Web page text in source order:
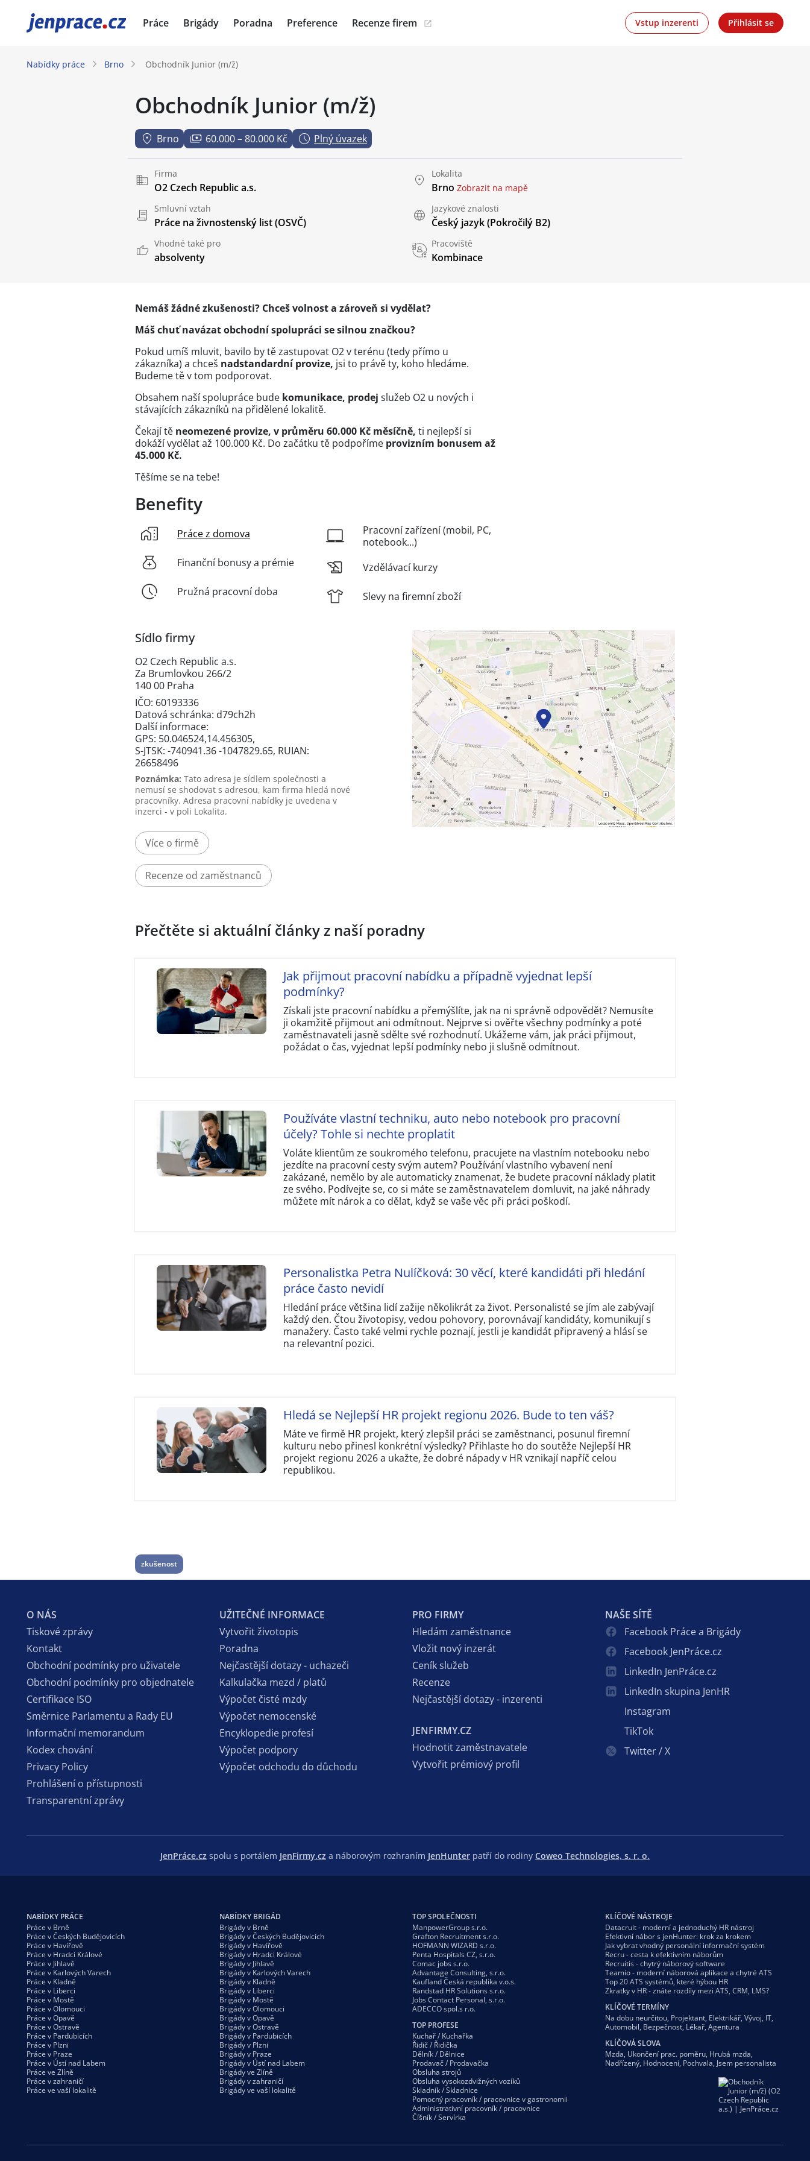
JenPráce.cz Práce Brigády Poradna Preference Recenze firem Vstup inzerenti Přihlásit se
Nabídky práce Brno Obchodník Junior (m/ž)
Obchodník Junior (m/ž)
Brno 60.000 – 80.000 Kč Plný úvazek
Firma
O2 Czech Republic a.s.
Lokalita
Brno Zobrazit na mapě
Smluvní vztah
Práce na živnostenský list (OSVČ)
Jazykové znalosti
Český jazyk(Pokročilý B2)
Vhodné také pro
absolventy
Pracoviště
Kombinace
Nemáš žádné zkušenosti? Chceš volnost a zároveň si vydělat?
Máš chuť navázat obchodní spolupráci se silnou značkou?
Pokud umíš mluvit, bavilo by tě zastupovat O2 v terénu (tedy přímo u
zákazníka) a chceš nadstandardní provize, jsi to právě ty, koho hledáme.
Budeme tě v tom podporovat.
Obsahem naší spolupráce bude komunikace, prodej služeb O2 u nových i
stávajících zákazníků na přidělené lokalitě.
Čekají tě neomezené provize, v průměru 60.000 Kč měsíčně, ti nejlepší si
dokáží vydělat až 100.000 Kč. Do začátku tě podpoříme provizním bonusem až
45.000 Kč.
Těšíme se na tebe!
Benefity
Práce z domova
Finanční bonusy a prémie
Pružná pracovní doba
Pracovní zařízení (mobil, PC,
notebook...)
Vzdělávací kurzy
Slevy na firemní zboží
Sídlo firmy
O2 Czech Republic a.s.
Za Brumlovkou 266/2
140 00 Praha
IČO: 60193336
Datová schránka: d79ch2h
Další informace:
GPS: 50.046524,14.456305,
S-JTSK: -740941.36 -1047829.65, RUIAN:
26658496
Poznámka: Tato adresa je sídlem společnosti a
nemusí se shodovat s adresou, kam firma hledá nové
pracovníky. Adresa pracovní nabídky je uvedena v
inzerci - v poli Lokalita.
Více o firmě
Recenze od zaměstnanců
Přečtěte si aktuální články z naší poradny
Jak přijmout pracovní nabídku a případně vyjednat lepší
podmínky?
Získali jste pracovní nabídku a přemýšlíte, jak na ni správně odpovědět? Nemusíte
ji okamžitě přijmout ani odmítnout. Nejprve si ověřte všechny podmínky a poté
zaměstnavateli jasně sdělte své rozhodnutí. Ukážeme vám, jak práci přijmout,
požádat o čas, vyjednat lepší podmínky nebo ji slušně odmítnout.
Používáte vlastní techniku, auto nebo notebook pro pracovní
účely? Tohle si nechte proplatit
Voláte klientům ze soukromého telefonu, pracujete na vlastním notebooku nebo
jezdíte na pracovní cesty svým autem? Používání vlastního vybavení není
zakázané, nemělo by ale automaticky znamenat, že budete pracovní náklady platit
ze svého. Podívejte se, co si máte se zaměstnavatelem domluvit, na jaké náhrady
můžete mít nárok a co dělat, když se vaše věc při práci poškodí.
Personalistka Petra Nulíčková: 30 věcí, které kandidáti při hledání
práce často nevidí
Hledání práce většina lidí zažije několikrát za život. Personalisté se jím ale zabývají
každý den. Čtou životopisy, vedou pohovory, porovnávají kandidáty, komunikují s
manažery. Často také velmi rychle poznají, jestli je kandidát připravený a hlásí se
na relevantní pozici.
Hledá se Nejlepší HR projekt regionu 2026. Bude to ten váš?
Máte ve firmě HR projekt, který zlepšil práci se zaměstnanci, posunul firemní
kulturu nebo přinesl konkrétní výsledky? Přihlaste ho do soutěže Nejlepší HR
projekt regionu 2026 a ukažte, že dobré nápady v HR vznikají napříč celou
republikou.
zkušenost
O NÁS
Tiskové zprávy
Kontakt
Obchodní podmínky pro uživatele
Obchodní podmínky pro objednatele
Certifikace ISO
Směrnice Parlamentu a Rady EU
Informační memorandum
Kodex chování
Privacy Policy
Prohlášení o přístupnosti
Transparentní zprávy
UŽITEČNÉ INFORMACE
Vytvořit životopis
Poradna
Nejčastější dotazy - uchazeči
Kalkulačka mezd / platů
Výpočet čisté mzdy
Výpočet nemocenské
Encyklopedie profesí
Výpočet podpory
Výpočet odchodu do důchodu
PRO FIRMY
Hledám zaměstnance
Vložit nový inzerát
Ceník služeb
Recenze
Nejčastější dotazy - inzerenti
JENFIRMY.CZ
Hodnotit zaměstnavatele
Vytvořit prémiový profil
NAŠE SÍTĚ
Facebook Práce a Brigády
Facebook JenPráce.cz
LinkedIn JenPráce.cz
LinkedIn skupina JenHR
Instagram
TikTok
Twitter / X
JenPráce.cz spolu s portálem JenFirmy.cz a náborovým rozhraním JenHunter patří do rodiny Coweo Technologies, s. r. o.
NABÍDKY PRÁCE
Práce v Brně
Práce v Českých Budějovicích
Práce v Havířově
Práce v Hradci Králové
Práce v Jihlavě
Práce v Karlových Varech
Práce v Kladně
Práce v Liberci
Práce v Mostě
Práce v Olomouci
Práce v Opavě
Práce v Ostravě
Práce v Pardubicích
Práce v Plzni
Práce v Praze
Práce v Ústí nad Labem
Práce ve Zlíně
Práce v zahraničí
Práce ve vaší lokalitě
NABÍDKY BRIGÁD
Brigády v Brně
Brigády v Českých Budějovicích
Brigády v Havířově
Brigády v Hradci Králové
Brigády v Jihlavě
Brigády v Karlových Varech
Brigády v Kladně
Brigády v Liberci
Brigády v Mostě
Brigády v Olomouci
Brigády v Opavě
Brigády v Ostravě
Brigády v Pardubicích
Brigády v Plzni
Brigády v Praze
Brigády v Ústí nad Labem
Brigády ve Zlíně
Brigády v zahraničí
Brigády ve vaší lokalitě
TOP SPOLEČNOSTI
ManpowerGroup s.r.o.
Grafton Recruitment s.r.o.
HOFMANN WIZARD s.r.o.
Penta Hospitals CZ, s.r.o.
Comac jobs s.r.o.
Advantage Consulting, s.r.o.
Kaufland Česká republika v.o.s.
Randstad HR Solutions s.r.o.
Jobs Contact Personal, s.r.o.
ADECCO spol.s r.o.
TOP PROFESE
Kuchař / Kuchařka
Řidič / Řidička
Dělník / Dělnice
Prodavač / Prodavačka
Obsluha strojů
Obsluha vysokozdvižných vozíků
Skladník / Skladnice
Pomocný pracovník / pracovnice v gastronomii
Administrativní pracovník / pracovnice
Číšník / Servírka
KLÍČOVÉ NÁSTROJE
Datacruit - moderní a jednoduchý HR nástroj
Efektivní nábor s jenHunter: krok za krokem
Jak vybrat vhodný personální informační systém
Recru - cesta k efektivním náborům
Recruitis - chytrý náborový software
Teamio - moderní náborová aplikace a chytré ATS
Top 20 ATS systémů, které hýbou HR
Zkratky v HR - znáte rozdíly mezi ATS, CRM, LMS?
KLÍČOVÉ TERMÍNY
Na dobu neurčitou, Projektant, Elektrikář, Vývoj, IT,
Automobil, Bezpečnost, Lékař, Agentura
KLÍČOVÁ SLOVA
Mzda, Ukončení prac. poměru, Hrubá mzda,
Nadřízený, Hodnocení, Pochvala, Jsem personalista